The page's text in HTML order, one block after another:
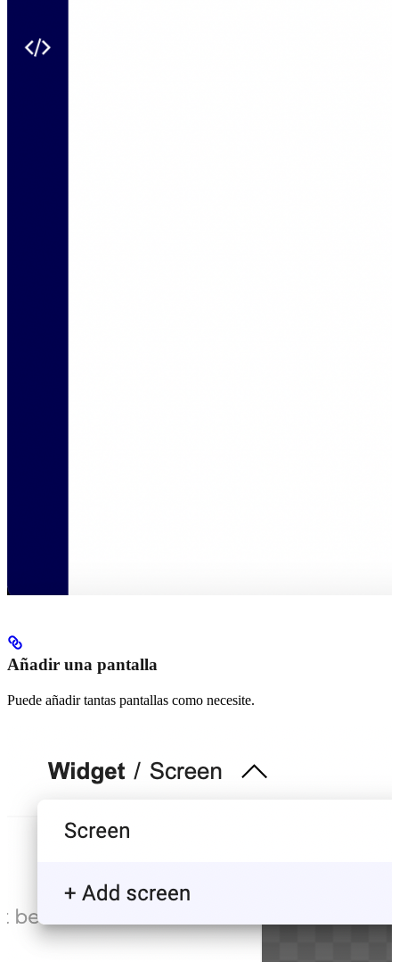
Añadir una pantalla
Puede añadir tantas pantallas como necesite.